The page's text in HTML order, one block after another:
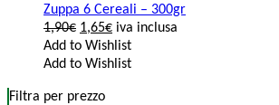
Zuppa 6 Cereali – 300gr
1,90€ 1,65€ iva inclusa
Add to Wishlist
Add to Wishlist
Filtra per prezzo